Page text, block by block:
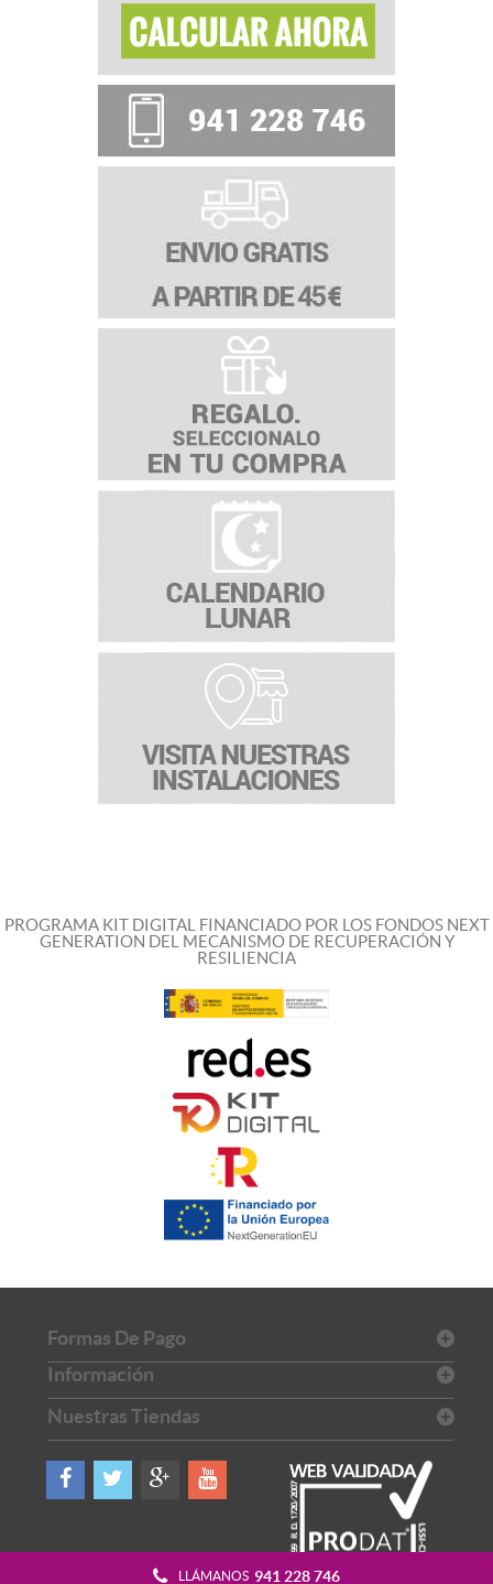
LLÁMANOS 941 228 746
PROGRAMA KIT DIGITAL FINANCIADO POR LOS FONDOS NEXT
GENERATION DEL MECANISMO DE RECUPERACIÓN Y
RESILIENCIA
Formas De Pago
Información
Nuestras Tiendas